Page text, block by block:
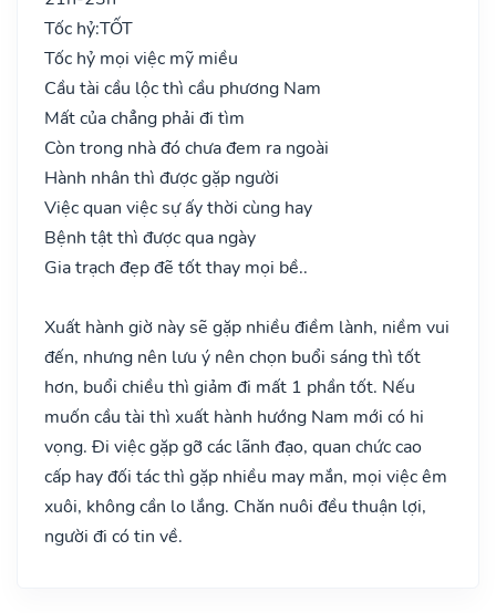
Tốc hỷ:TỐT
Tốc hỷ mọi việc mỹ miều
Cầu tài cầu lộc thì cầu phương Nam
Mất của chẳng phải đi tìm
Còn trong nhà đó chưa đem ra ngoài
Hành nhân thì được gặp người
Việc quan việc sự ấy thời cùng hay
Bệnh tật thì được qua ngày
Gia trạch đẹp đẽ tốt thay mọi bề..
Xuất hành giờ này sẽ gặp nhiều điềm lành, niềm vui
đến, nhưng nên lưu ý nên chọn buổi sáng thì tốt
hơn, buổi chiều thì giảm đi mất 1 phần tốt. Nếu
muốn cầu tài thì xuất hành hướng Nam mới có hi
vọng. Đi việc gặp gỡ các lãnh đạo, quan chức cao
cấp hay đối tác thì gặp nhiều may mắn, mọi việc êm
xuôi, không cần lo lắng. Chăn nuôi đều thuận lợi,
người đi có tin về.